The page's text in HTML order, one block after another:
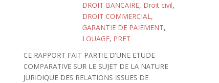
DROIT BANCAIRE, Droit civil,
DROIT COMMERCIAL,
GARANTIE DE PAIEMENT,
LOUAGE, PRET
CE RAPPORT FAIT PARTIE D'UNE ETUDE
COMPARATIVE SUR LE SUJET DE LA NATURE
JURIDIQUE DES RELATIONS ISSUES DE